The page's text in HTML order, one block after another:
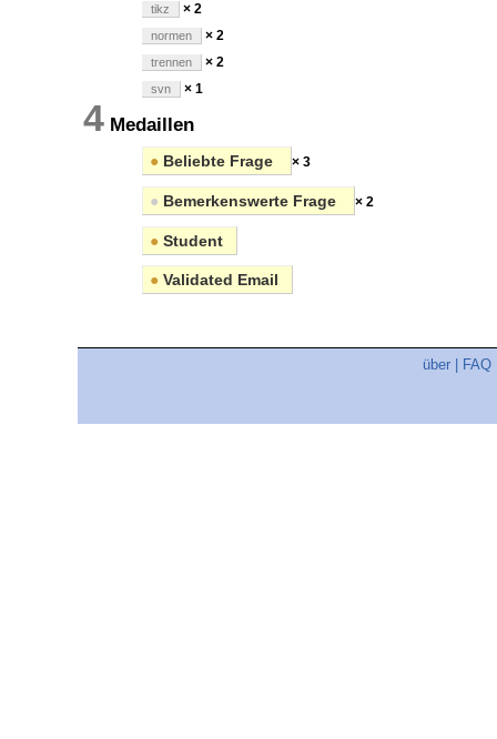
tikz × 2
normen × 2
trennen × 2
svn × 1
4 Medaillen
● Beliebte Frage × 3
● Bemerkenswerte Frage × 2
● Student
● Validated Email
über FAQ